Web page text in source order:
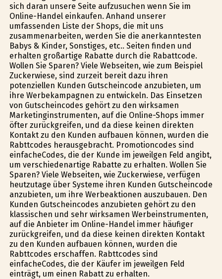
sich daran unsere Seite aufzusuchen wenn Sie im
Online-Handel einkaufen. Anhand unserer
umfassenden Liste der Shops, die mit uns
zusammenarbeiten, werden Sie die anerkanntesten
Babys & Kinder, Sonstiges, etc.. Seiten finden und
erhalten großartige Rabatte durch die Rabattcode.
Wollen Sie Sparen? Viele Webseiten, wie zum Beispiel
Zuckerwiese, sind zurzeit bereit dazu ihren
potenziellen Kunden Gutscheincode anzubieten, um
ihre Werbekampagnen zu entwickeln. Das Einsetzen
von Gutscheincodes gehört zu den wirksamen
Marketinginstrumenten, auf die Online-Shops immer
öfter zurückgreifen, und da diese keinen direkten
Kontakt zu den Kunden aufbauen können, wurden die
Rabttcodes herausgebracht. Promotioncodes sind
einfacheCodes, die der Kunde im jeweilgen Feld angibt,
um verschiedenartige Rabatte zu erhalten. Wollen Sie
Sparen? Viele Webseiten, wie Zuckerwiese, verfügen
heutzutage über Systeme ihren Kunden Gutscheincode
anzubieten, um ihre Werbeaktionen auszubauen. Den
Kunden Gutscheincodes anzubieten gehört zu den
klassischen und sehr wirksamen Werbeinstrumenten,
auf die Anbieter im Online-Handel immer häufiger
zurückgreifen, und da diese keinen direkten Kontakt
zu den Kunden aufbauen können, wurden die
Rabttcodes erschaffen. Rabttcodes sind
einfacheCodes, die der Käufer im jeweilgen Feld
einträgt, um einen Rabatt zu erhalten.